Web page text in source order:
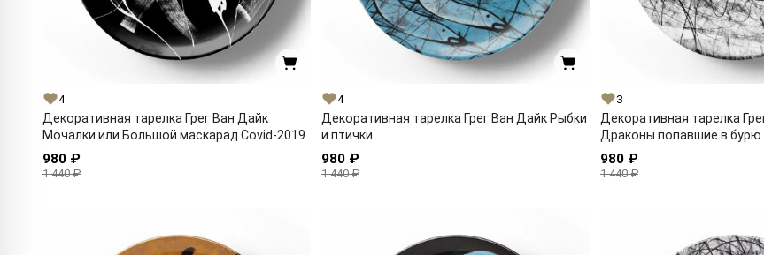
4
Декоративная тарелка Грег Ван Дайк
Мочалки или Большой маскарад Covid-2019
980 ₽
1 440 ₽
4
Декоративная тарелка Грег Ван Дайк Рыбки
и птички
980 ₽
1 440 ₽
3
Декоративная тарелка
Драконы попавшие в бурю
980 ₽
1 440 ₽